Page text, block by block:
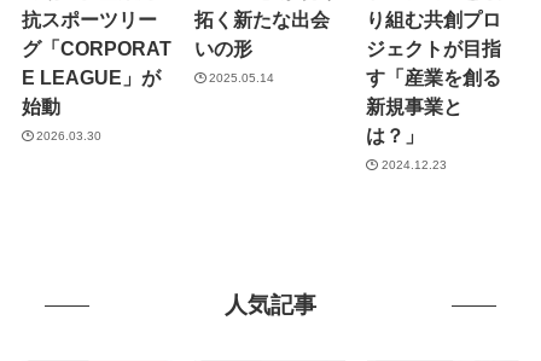
抗スポーツリー
グ「CORPORAT
E LEAGUE」が
始動
2026.03.30
拓く新たな出会
いの形
2025.05.14
り組む共創プロ
ジェクトが目指
す「産業を創る
新規事業と
は？」
2024.12.23
人気記事